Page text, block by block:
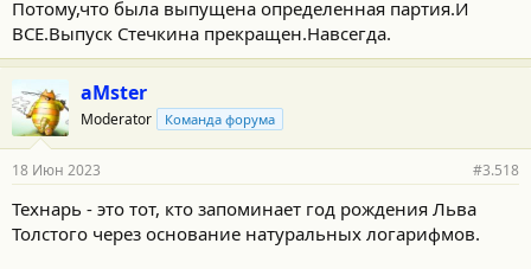
Потому,что была выпущена определенная партия.И
ВСЕ.Выпуск Стечкина прекращен.Навсегда.
aMster
Moderator Команда форума
18 Июн 2023 #3.518
Технарь - это тот, кто запоминает год рождения Льва
Толстого через основание натуральных логарифмов.